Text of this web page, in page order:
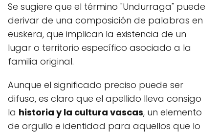
Se sugiere que el término "Undurraga" puede
derivar de una composición de palabras en
euskera, que implican la existencia de un
lugar o territorio específico asociado a la
familia original.
Aunque el significado preciso puede ser
difuso, es claro que el apellido lleva consigo
la historia y la cultura vascas, un elemento
de orgullo e identidad para aquellos que lo